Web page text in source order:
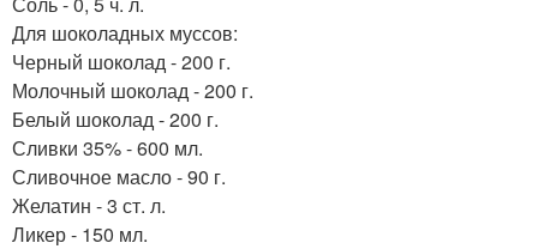
Для шоколадных муссов:
Черный шоколад - 200 г.
Молочный шоколад - 200 г.
Белый шоколад - 200 г.
Сливки 35% - 600 мл.
Сливочное масло - 90 г.
Желатин - 3 ст. л.
Ликер - 150 мл.